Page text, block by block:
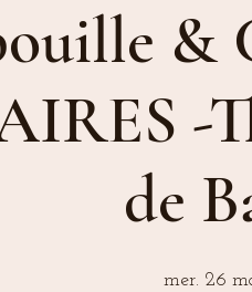
&
-
de
mer. 26